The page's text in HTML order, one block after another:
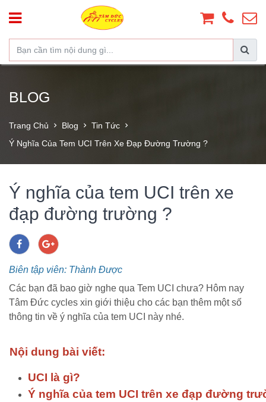
BLOG
Trang Chủ Blog
Tin Tức
Ý Nghĩa Của Tem UCI Trên Xe Đạp Đường Trường ?
Ý nghĩa của tem UCI trên xe
đạp đường trường ?
Biên tập viên: Thành Được
Các bạn đã bao giờ nghe qua Tem UCI chưa? Hôm nay
Tâm Đức cycles xin giới thiệu cho các bạn thêm một số
thông tin về ý nghĩa của tem UCI này nhé.
Nội dung bài viết:
UCI là gì?
Ý nghĩa của tem UCI trên xe đạp đường